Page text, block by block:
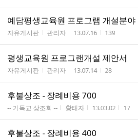
예담평생교육원 프로그램 개설분야
게시판명
자유게시판 작성자
관리자 작성시간
13.07.16 조회수
139
평생교육원 프로그랜개설 제안서
게시판명
자유게시판 작성자
관리자 작성시간
13.07.14 조회수
28
후불상조 - 장례비용 700
게시판명
-- 기독교 상조회 -- 작성자
황태자 작성시간
13.03.02 조회수
17
후불상조 - 장례비용 400